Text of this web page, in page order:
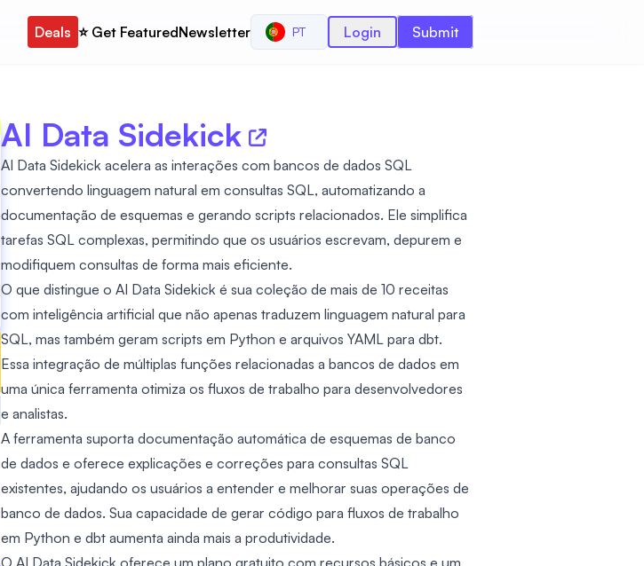
Deals ⭐️ Get FeaturedNewsletter PT Login Submit
AI Data Sidekick
AI Data Sidekick acelera as interações com bancos de dados SQL
convertendo linguagem natural em consultas SQL, automatizando a
documentação de esquemas e gerando scripts relacionados. Ele simplifica
tarefas SQL complexas, permitindo que os usuários escrevam, depurem e
modifiquem consultas de forma mais eficiente.
O que distingue o AI Data Sidekick é sua coleção de mais de 10 receitas
com inteligência artificial que não apenas traduzem linguagem natural para
SQL, mas também geram scripts em Python e arquivos YAML para dbt.
Essa integração de múltiplas funções relacionadas a bancos de dados em
uma única ferramenta otimiza os fluxos de trabalho para desenvolvedores
e analistas.
A ferramenta suporta documentação automática de esquemas de banco
de dados e oferece explicações e correções para consultas SQL
existentes, ajudando os usuários a entender e melhorar suas operações de
banco de dados. Sua capacidade de gerar código para fluxos de trabalho
em Python e dbt aumenta ainda mais a produtividade.
O AI Data Sidekick oferece um plano gratuito com recursos básicos e um